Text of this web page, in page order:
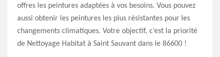
offres les peintures adaptées à vos besoins. Vous pouvez
aussi obtenir les peintures les plus résistantes pour les
changements climatiques. Votre objectif, c’est la priorité
de Nettoyage Habitat à Saint Sauvant dans le 86600 !